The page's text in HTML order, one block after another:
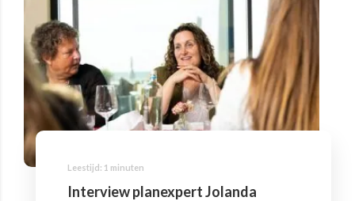
Interview planexpert Jolanda